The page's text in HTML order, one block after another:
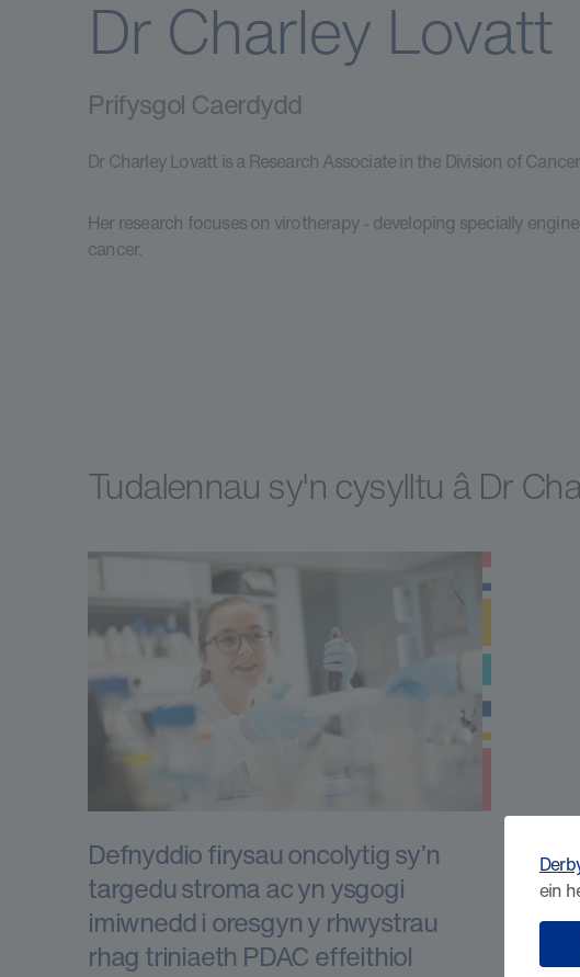
ein
Dr Charley Lovatt
Prifysgol Caerdydd
Dr Charley Lovatt is a Research Associate in the Division of
Her research focuses on virotherapy - developing specially
cancer.
Tudalennau sy'n cysylltu â Dr
Defnyddio firysau oncolytig sy’n
targedu stroma ac yn ysgogi
imiwnedd i oresgyn y rhwystrau
rhag triniaeth PDAC effeithiol